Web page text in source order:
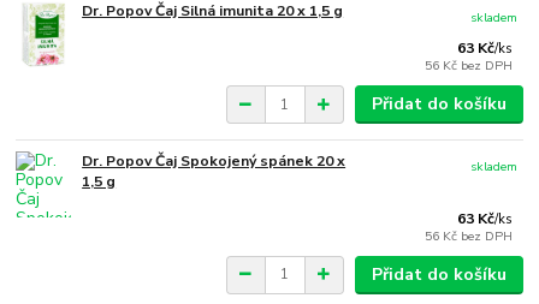
Dr. Popov Čaj Silná imunita 20 x 1,5 g
63 Kč/ks
56 Kč bez DPH
skladem
Přidat do košíku
Dr. Popov Čaj Spokojený spánek 20 x
1,5 g
63 Kč/ks
56 Kč bez DPH
skladem
Přidat do košíku